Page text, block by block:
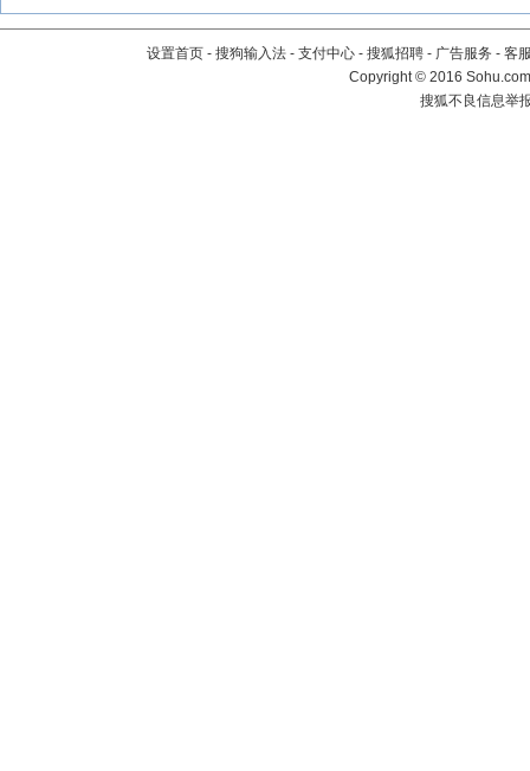
设置首页 - 搜狗输入法 - 支付中心 - 搜狐招聘 - 广告服务 - 客
Copyright©2016
搜狐不良信息举